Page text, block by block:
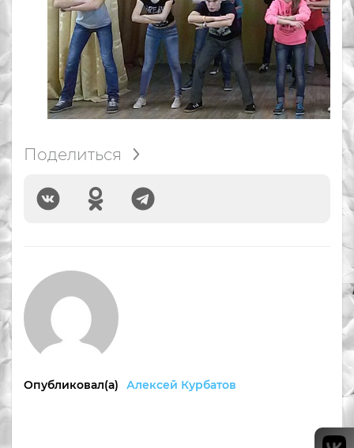
Поделиться
Опубликовал(а) Алексей Курбатов